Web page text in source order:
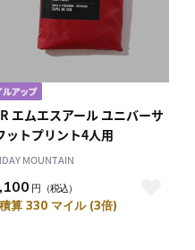
エムエスアール ユニバーサ
ットプリント4人用
MOUNTAIN
円 （税込）
積算 330 マイル (3倍)